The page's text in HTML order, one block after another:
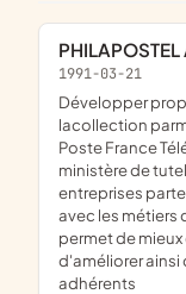
1991-03-21
Développer propager encourager a philatélie et
lacollection
Poste France
ministère de
entreprises
avec les
permet de
d'améliorer ainsi
adhérents